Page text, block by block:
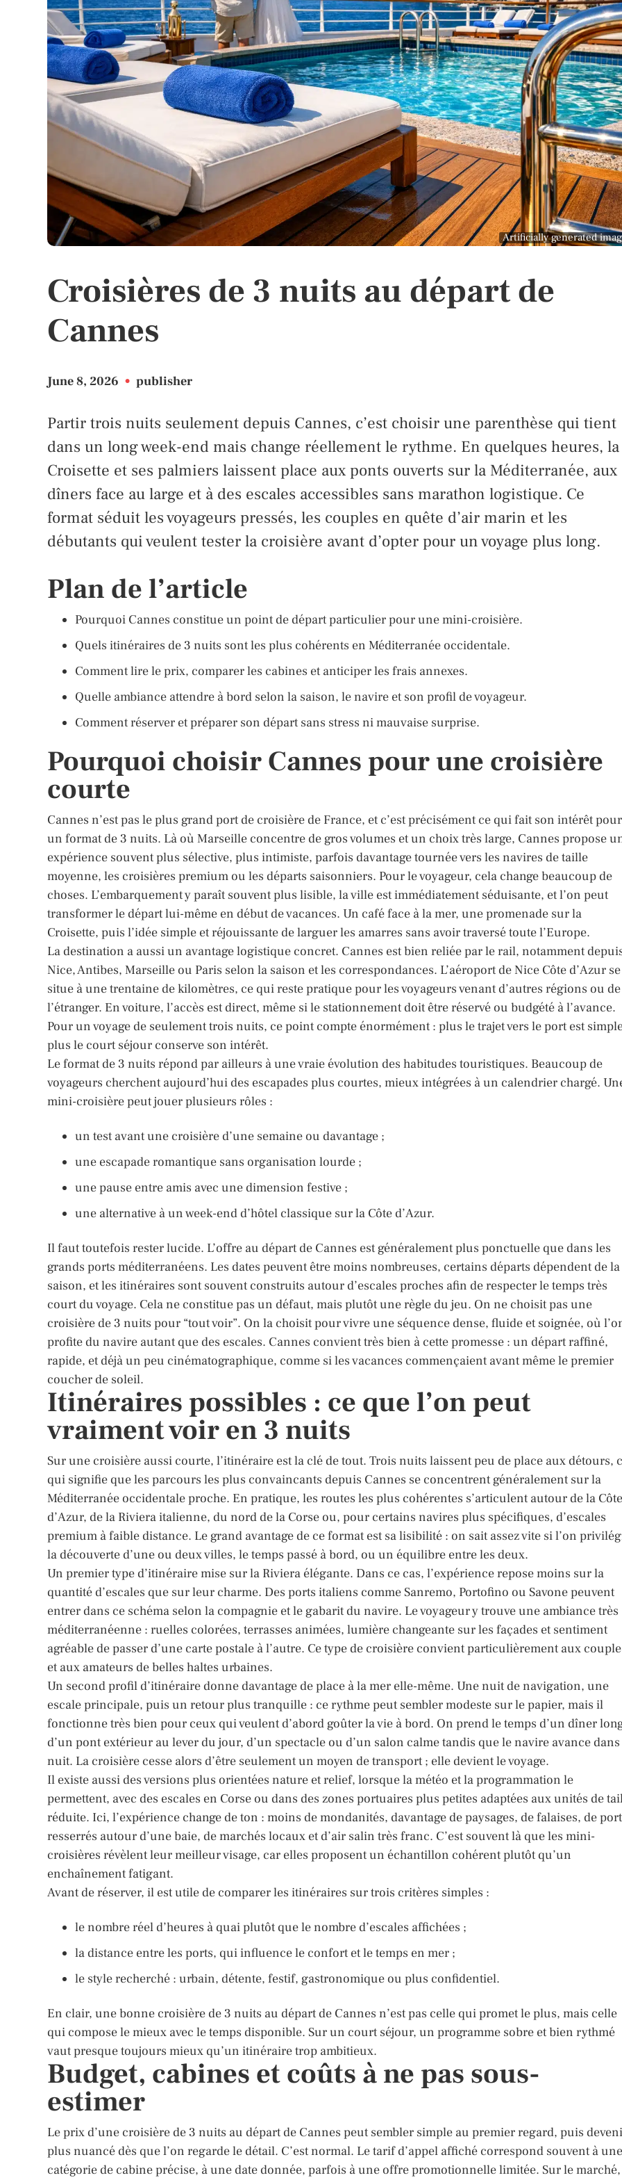
Artificially generated
Croisières de 3 nuits au départ de
Cannes
June 8, 2026 • publisher
Partir trois nuits seulement depuis Cannes, c’est choisir une parenthèse qui tient
dans un long week-end mais change réellement le rythme. En quelques heures, la
Croisette et ses palmiers laissent place aux ponts ouverts sur la Méditerranée, aux
dîners face au large et à des escales accessibles sans marathon logistique. Ce
format séduit les voyageurs pressés, les couples en quête d’air marin et les
débutants qui veulent tester la croisière avant d’opter pour un voyage plus long.
Plan de l’article
Pourquoi Cannes constitue un point de départ particulier pour une mini-croisière.
Quels itinéraires de 3 nuits sont les plus cohérents en Méditerranée occidentale.
Comment lire le prix, comparer les cabines et anticiper les frais annexes.
Quelle ambiance attendre à bord selon la saison, le navire et son profil de voyageur.
Comment réserver et préparer son départ sans stress ni mauvaise surprise.
Pourquoi choisir Cannes pour une croisière
courte
Cannes n’est pas le plus grand port de croisière de France, et c’est précisément ce qui fait son intérêt pour
un format de 3 nuits. Là où Marseille concentre de gros volumes et un choix très large, Cannes propose
expérience souvent plus sélective, plus intimiste, parfois davantage tournée vers les navires de taille
moyenne, les croisières premium ou les départs saisonniers. Pour le voyageur, cela change beaucoup de
choses. L’embarquement y paraît souvent plus lisible, la ville est immédiatement séduisante, et l’on peut
transformer le départ lui-même en début de vacances. Un café face à la mer, une promenade sur la
Croisette, puis l’idée simple et réjouissante de larguer les amarres sans avoir traversé toute l’Europe.
La destination a aussi un avantage logistique concret. Cannes est bien reliée par le rail, notamment
Nice, Antibes, Marseille ou Paris selon la saison et les correspondances. L’aéroport de Nice Côte d’Azur se
situe à une trentaine de kilomètres, ce qui reste pratique pour les voyageurs venant d’autres régions ou de
l’étranger. En voiture, l’accès est direct, même si le stationnement doit être réservé ou budgété à l’avance.
Pour un voyage de seulement trois nuits, ce point compte énormément : plus le trajet vers le port est
plus le court séjour conserve son intérêt.
Le format de 3 nuits répond par ailleurs à une vraie évolution des habitudes touristiques. Beaucoup de
voyageurs cherchent aujourd’hui des escapades plus courtes, mieux intégrées à un calendrier chargé.
mini-croisière peut jouer plusieurs rôles :
un test avant une croisière d’une semaine ou davantage ;
une escapade romantique sans organisation lourde ;
une pause entre amis avec une dimension festive ;
une alternative à un week-end d’hôtel classique sur la Côte d’Azur.
Il faut toutefois rester lucide. L’offre au départ de Cannes est généralement plus ponctuelle que dans les
grands ports méditerranéens. Les dates peuvent être moins nombreuses, certains départs dépendent de la
saison, et les itinéraires sont souvent construits autour d’escales proches afin de respecter le temps très
court du voyage. Cela ne constitue pas un défaut, mais plutôt une règle du jeu. On ne choisit pas une
croisière de 3 nuits pour “tout voir”. On la choisit pour vivre une séquence dense, fluide et soignée, où
profite du navire autant que des escales. Cannes convient très bien à cette promesse : un départ raffiné,
rapide, et déjà un peu cinématographique, comme si les vacances commençaient avant même le premier
coucher de soleil.
Itinéraires possibles : ce que l’on peut
vraiment voir en 3 nuits
Sur une croisière aussi courte, l’itinéraire est la clé de tout. Trois nuits laissent peu de place aux détours,
qui signifie que les parcours les plus convaincants depuis Cannes se concentrent généralement sur la
Méditerranée occidentale proche. En pratique, les routes les plus cohérentes s’articulent autour de la Côte
d’Azur, de la Riviera italienne, du nord de la Corse ou, pour certains navires plus spécifiques, d’escales
premium à faible distance. Le grand avantage de ce format est sa lisibilité : on sait assez vite si l’on
la découverte d’une ou deux villes, le temps passé à bord, ou un équilibre entre les deux.
Un premier type d’itinéraire mise sur la Riviera élégante. Dans ce cas, l’expérience repose moins sur la
quantité d’escales que sur leur charme. Des ports italiens comme Sanremo, Portofino ou Savone peuvent
entrer dans ce schéma selon la compagnie et le gabarit du navire. Le voyageur y trouve une ambiance très
méditerranéenne : ruelles colorées, terrasses animées, lumière changeante sur les façades et sentiment
agréable de passer d’une carte postale à l’autre. Ce type de croisière convient particulièrement aux
et aux amateurs de belles haltes urbaines.
Un second profil d’itinéraire donne davantage de place à la mer elle-même. Une nuit de navigation, une
escale principale, puis un retour plus tranquille : ce rythme peut sembler modeste sur le papier, mais il
fonctionne très bien pour ceux qui veulent d’abord goûter la vie à bord. On prend le temps d’un dîner
d’un pont extérieur au lever du jour, d’un spectacle ou d’un salon calme tandis que le navire avance
nuit. La croisière cesse alors d’être seulement un moyen de transport ; elle devient le voyage.
Il existe aussi des versions plus orientées nature et relief, lorsque la météo et la programmation le
permettent, avec des escales en Corse ou dans des zones portuaires plus petites adaptées aux unités de
réduite. Ici, l’expérience change de ton : moins de mondanités, davantage de paysages, de falaises, de
resserrés autour d’une baie, de marchés locaux et d’air salin très franc. C’est souvent là que les mini-
croisières révèlent leur meilleur visage, car elles proposent un échantillon cohérent plutôt qu’un
enchaînement fatigant.
Avant de réserver, il est utile de comparer les itinéraires sur trois critères simples :
le nombre réel d’heures à quai plutôt que le nombre d’escales affichées ;
la distance entre les ports, qui influence le confort et le temps en mer ;
le style recherché : urbain, détente, festif, gastronomique ou plus confidentiel.
En clair, une bonne croisière de 3 nuits au départ de Cannes n’est pas celle qui promet le plus, mais celle
qui compose le mieux avec le temps disponible. Sur un court séjour, un programme sobre et bien rythmé
vaut presque toujours mieux qu’un itinéraire trop ambitieux.
Budget, cabines et coûts à ne pas sous-
estimer
Le prix d’une croisière de 3 nuits au départ de Cannes peut sembler simple au premier regard, puis
plus nuancé dès que l’on regarde le détail. C’est normal. Le tarif d’appel affiché correspond souvent à une
catégorie de cabine précise, à une date donnée, parfois à une offre promotionnelle limitée. Sur le marché,